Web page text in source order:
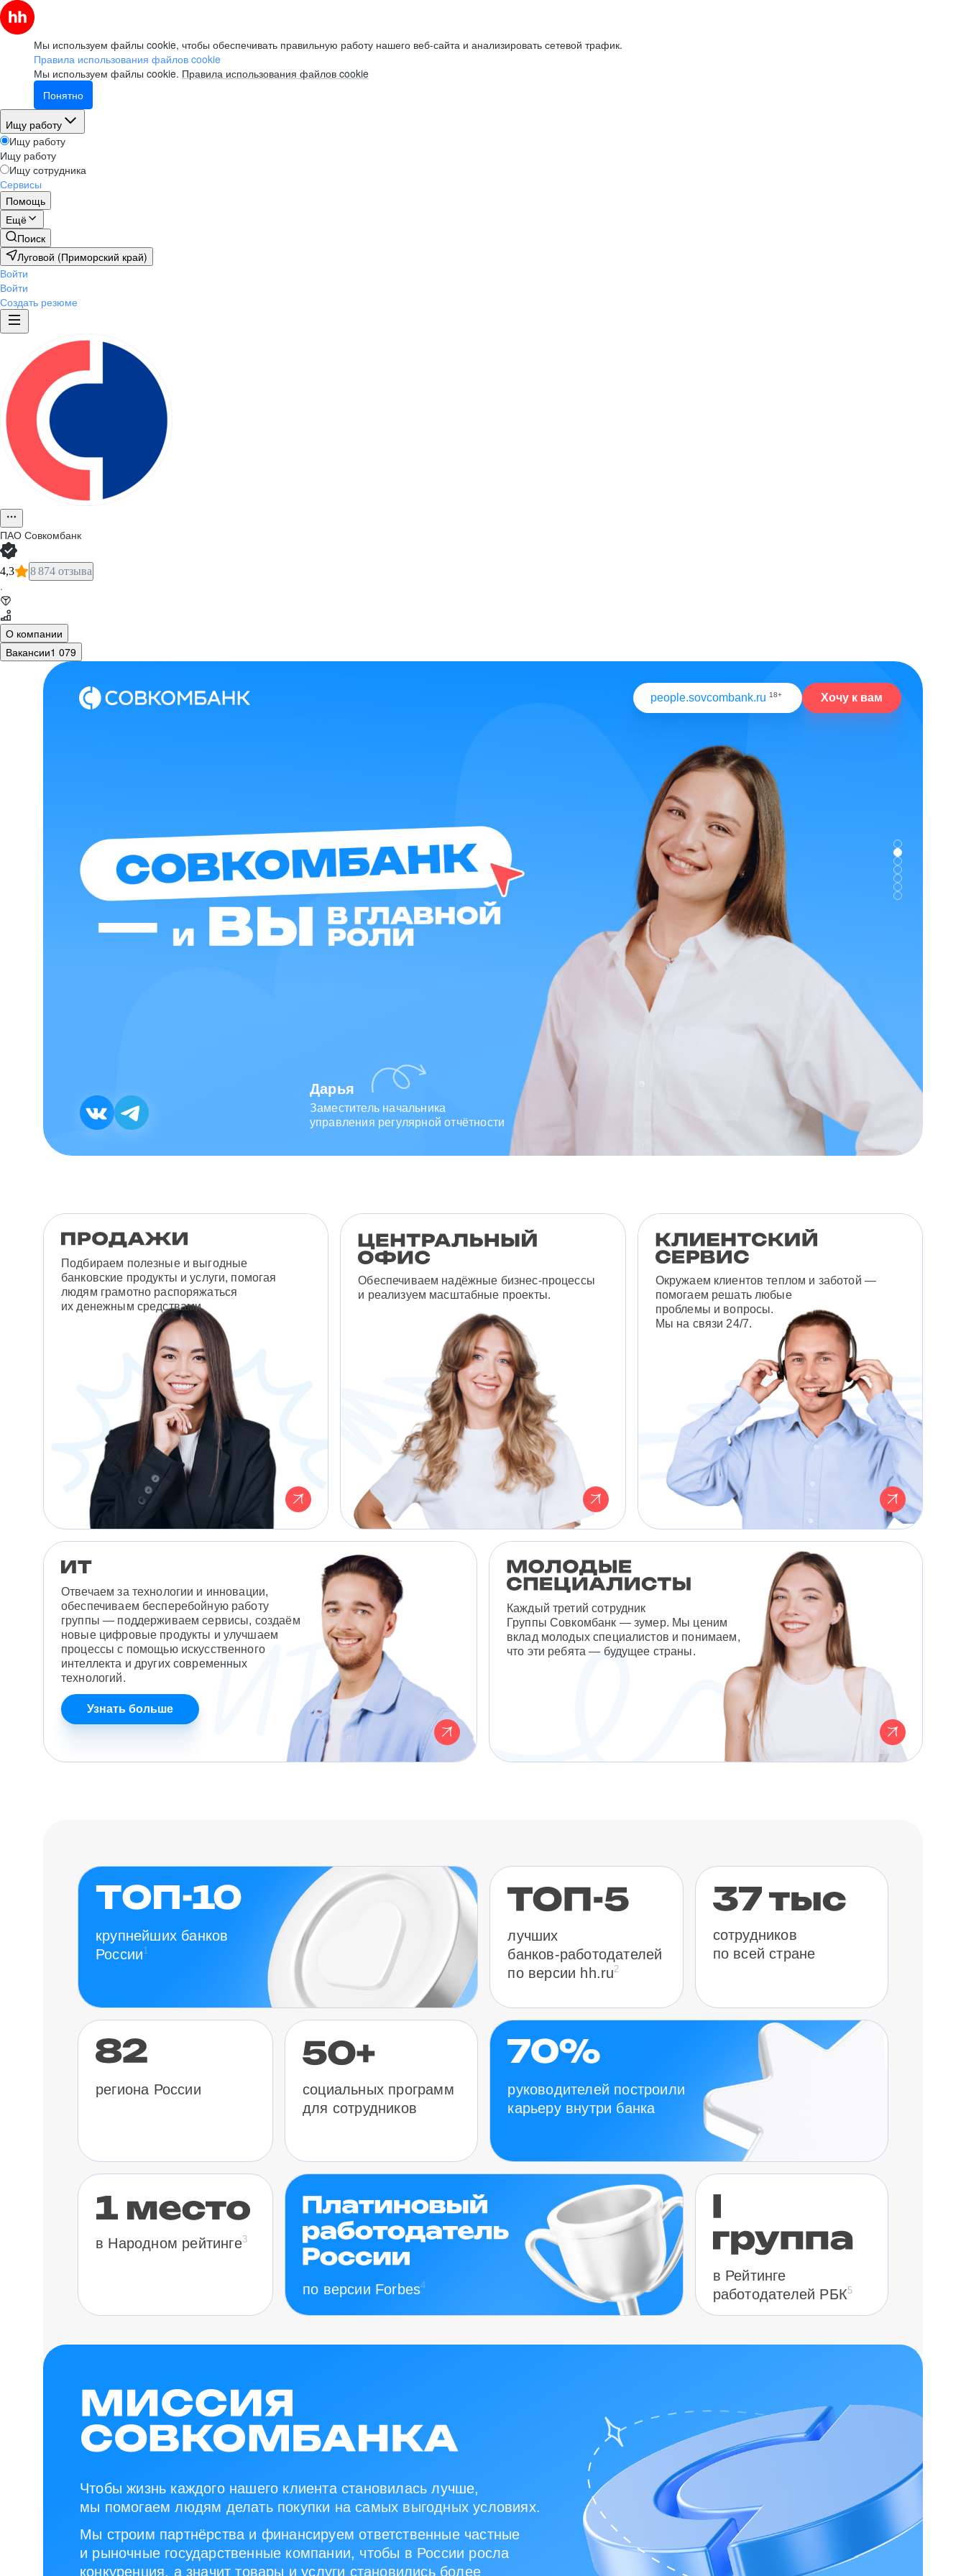
Мы используем файлы cookie, чтобы обеспечивать правильную работу нашего веб-сайта и анализировать сетевой трафик.
Правила использования файлов cookie
Мы используем файлы cookie. Правила использования файлов cookie
Понятно
Ищу работу
Ищу работу
Ищу работу
Ищу сотрудника
Сервисы
Помощь
Ещё
Поиск
Луговой (Приморский край)
Войти
Войти
Создать резюме
ПАО Совкомбанк
4,3 8 874 отзыва
·
О компании
Вакансии1 079
people.sovcombank.ru 18+ Хочу к вам
Дарья
Заместитель начальника
управления регулярной отчётности
Зарина
Ведущий специалист
отдела исходящих коммуникаций
Подбираем полезные и выгодные
банковские продукты и услуги, помогая
людям грамотно распоряжаться
их денежным средствами.
Обеспечиваем надёжные бизнес-процессы
и реализуем масштабные проекты.
Окружаем клиентов теплом и заботой —
помогаем решать любые
проблемы и вопросы.
Мы на связи 24/7.
Отвечаем за технологии и инновации,
обеспечиваем бесперебойную работу
группы — поддерживаем сервисы, создаём
новые цифровые продукты и улучшаем
процессы с помощью искусственного
интеллекта и других современных
технологий.
Узнать больше
Каждый третий сотрудник
Группы Совкомбанк — зумер. Мы ценим
вклад молодых специалистов и понимаем,
что эти ребята — будущее страны.
крупнейших банков
России1
лучших
банков-работодателей
по версии hh.ru2
сотрудников
по всей стране
региона России
социальных программ
для сотрудников
руководителей построили
карьеру внутри банка
в Народном рейтинге3
по версии Forbes4
в Рейтинге
работодателей РБК5
Чтобы жизнь каждого нашего клиента становилась лучше,
мы помогаем людям делать покупки на самых выгодных условиях.
Мы строим партнёрства и финансируем ответственные частные
и рыночные государственные компании, чтобы в России росла
конкуренция, а значит товары и услуги становились более